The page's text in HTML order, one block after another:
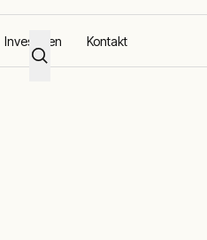
Investoren Kontakt